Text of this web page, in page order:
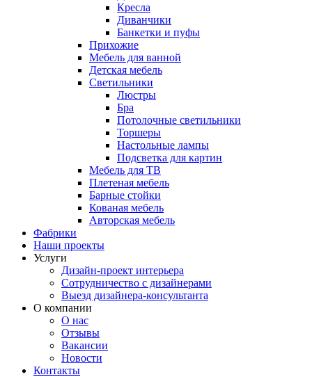
Кресла
Диванчики
Банкетки и пуфы
Прихожие
Мебель для ванной
Детская мебель
Светильники
Люстры
Бра
Потолочные светильники
Торшеры
Настольные лампы
Подсветка для картин
Мебель для ТВ
Плетеная мебель
Барные стойки
Кованая мебель
Авторская мебель
Фабрики
Наши проекты
Услуги
Дизайн-проект интерьера
Сотрудничество с дизайнерами
Выезд дизайнера-консультанта
О компании
О нас
Отзывы
Вакансии
Новости
Контакты